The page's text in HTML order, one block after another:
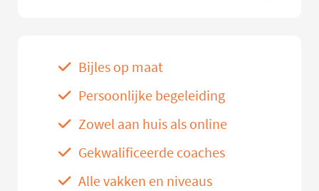
Bijles op maat
Persoonlijke begeleiding
Zowel aan huis als online
Gekwalificeerde coaches
Alle vakken en niveaus